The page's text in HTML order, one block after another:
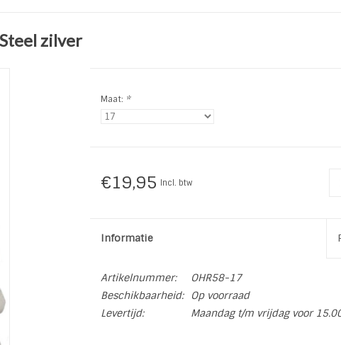
zilver
Maat: *
€19,95 Incl. btw
Informatie
Artikelnummer:
OHR58-17
Beschikbaarheid:
Op voorraad
Levertijd:
Maandag t/m vrijdag voor